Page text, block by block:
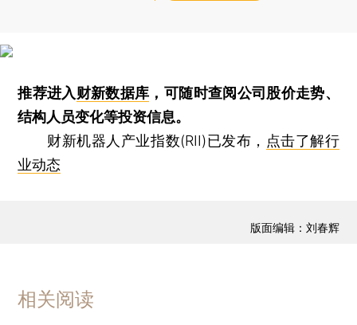
推荐进入财新数据库 ，可随时查阅公司股价走势、
结构人员变化等投资信息。
财新机器人产业指数(RII)已发布， 点击了解行
业动态
版面编辑：刘春辉
相关阅读